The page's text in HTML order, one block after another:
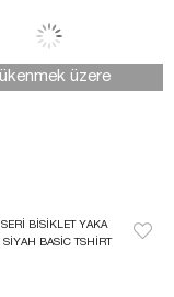
BISIKLET YAKA
BASIC TSHIRT
üzere